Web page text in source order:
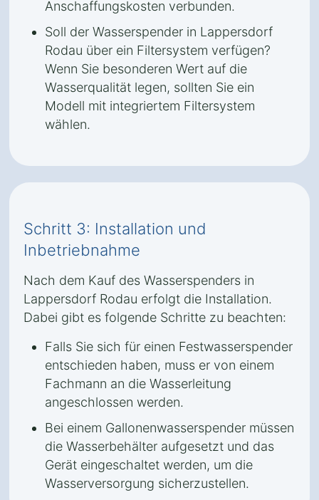
Anschaffungskosten verbunden.
Soll der Wasserspender in Lappersdorf
Rodau über ein Filtersystem verfügen?
Wenn Sie besonderen Wert auf die
Wasserqualität legen, sollten Sie ein
Modell mit integriertem Filtersystem
wählen.
Schritt 3: Installation und
Inbetriebnahme
Nach dem Kauf des Wasserspenders in
Lappersdorf Rodau erfolgt die Installation.
Dabei gibt es folgende Schritte zu beachten:
Falls Sie sich für einen Festwasserspender
entschieden haben, muss er von einem
Fachmann an die Wasserleitung
angeschlossen werden.
Bei einem Gallonenwasserspender müssen
die Wasserbehälter aufgesetzt und das
Gerät eingeschaltet werden, um die
Wasserversorgung sicherzustellen.